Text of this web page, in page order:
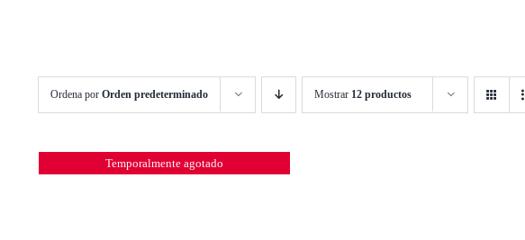
Ordena por Orden predeterminado Mostrar 12 productos
Temporalmente agotado